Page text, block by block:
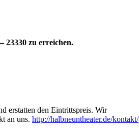
23330 zu erreichen.
erstatten den Eintrittspreis. Wir
an uns. http://halbneuntheater.de/kontakt/